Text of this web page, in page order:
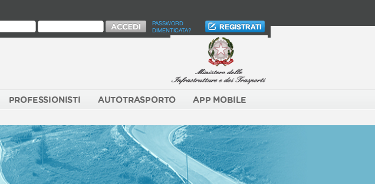
PASSWORD
DIMENTICATA?
PROFESSIONISTI AUTOTRASPORTO APP MOBILE